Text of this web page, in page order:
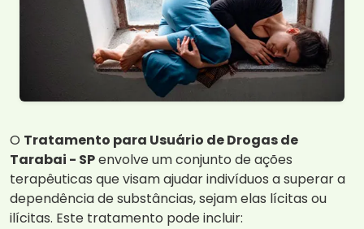
O Tratamento para Usuário de Drogas de
Tarabai - SPenvolve um conjunto de ações
terapêuticas que visam ajudar indivíduos a superar a
dependência de substâncias, sejam elas lícitas ou
ilícitas. Este tratamento pode incluir: